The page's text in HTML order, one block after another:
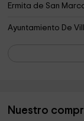
Ermita de San
Ayuntamiento De
Ermita de San
Nuestro